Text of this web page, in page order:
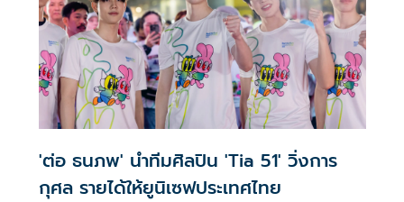
WORLD CUP FAN PARK THAILAND 2026 : LIVE THE GAME,
SHARE THE MOMENT” เปิดพื้นที่สีเขียวใจกลางกรุงเทพฯ ให้
แฟนบอลได้รวมพลังเชียร์ศึกฟุตบอลโลก รอบ 8 ทีมสุดท้าย
พร้อมกิจกรรมความบันเทิงและไลฟ์สไตล์สำหรับทุกคน ในวัน
อาทิตย์ที่ 12 กรกฎาคม 2569 เวลา 06.00-10.00 น. ณ สวนวชิร
เบญจทัศ (สวนรถไฟ) บริเวณลานตัวหนอน
'ต่อ ธนภพ' นำทีมศิลปิน 'Tia 51' วิ่งการ
กุศล รายได้ให้ยูนิเซฟประเทศไทย